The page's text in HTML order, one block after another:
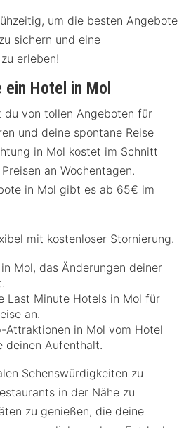
um die besten Angebote
sichern und eine
erleben!
ein Hotel in Mol
du von tollen Angeboten für
und deine spontane Reise
in Mol kostet im Schnitt
an Wochentagen.
in Mol gibt es ab 65€ im
mit kostenloser Stornierung.
Mol, das Änderungen deiner
Last Minute Hotels in Mol für
an.
Attraktionen in Mol vom Hotel
deinen Aufenthalt.
Sehenswürdigkeiten zu
in der Nähe zu
zu genießen, die deine